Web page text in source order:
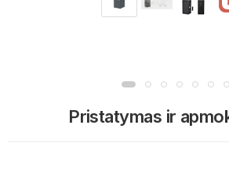
Pristatymas ir